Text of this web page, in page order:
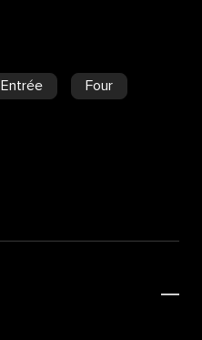
Entrée Four